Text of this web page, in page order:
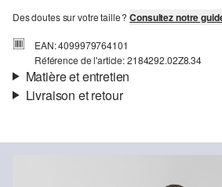
Des doutes sur votre taille ?Consultez notre
EAN: 4099979764101
Référence de l'article: 2184292.02Z8.34
Matière et entretien
Livraison et retour
Ta commande sera expédiée par